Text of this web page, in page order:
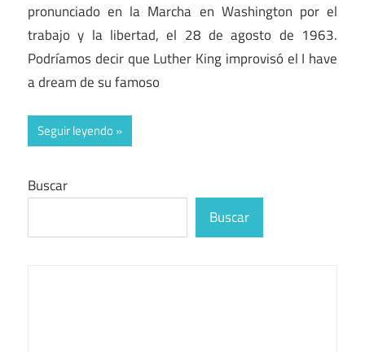
pronunciado en la Marcha en Washington por el
trabajo y la libertad, el 28 de agosto de 1963.
Podríamos decir que Luther King improvisó el I have
a dream de su famoso
Seguir leyendo
Buscar
Buscar